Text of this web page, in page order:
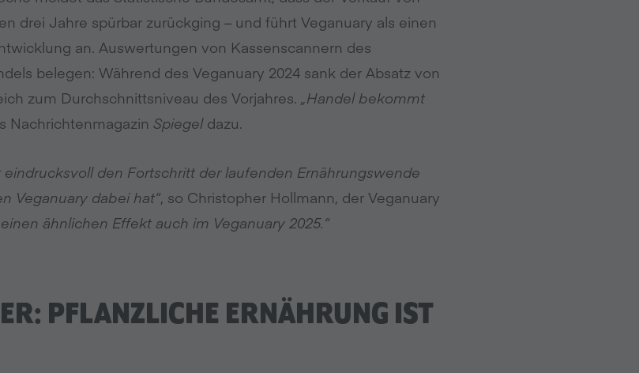
drei Jahre spürbar zurückging – und führt Veganuary als einen
an. Auswertungen von Kassenscannern des
belegen: Während des Veganuary 2024 sank der Absatz von
zum Durchschnittsniveau des Vorjahres. „Handel bekommt
Nachrichtenmagazin Spiegel dazu.
den Fortschritt der laufenden Ernährungswende
Veganuary dabei hat“, so Christopher Hollmann, der Veganuary
ähnlichen Effekt auch im Veganuary 2025.“
PFLANZLICHE ERNÄHRUNG IST